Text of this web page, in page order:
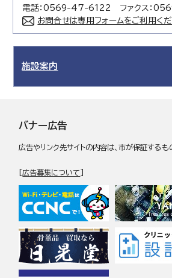
電話：0569-47-6122 ファクス：
お問合せは専用フォームをご利用く
施設案内
バナー広告
広告やリンク先サイトの内容は、市が保証するも
[広告募集について